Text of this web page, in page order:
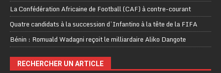
La Confédération Africaine de Football (CAF) à contre-courant
Quatre candidats à la succession d’Infantino à la tête de la FIFA
Bénin : Romuald Wadagni reçoit le milliardaire Aliko Dangote
RECHERCHER UN ARTICLE